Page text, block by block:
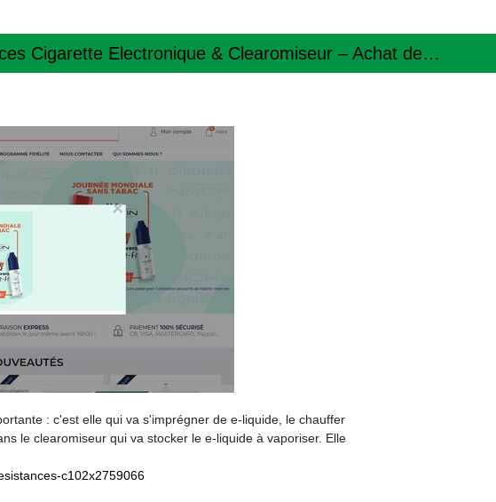
Cigarette Electronique & Clearomiseur – Achat de…
: c'est elle qui va s'imprégner de e-liquide, le chauffer
le clearomiseur qui va stocker le e-liquide à vaporiser. Elle
c102x2759066